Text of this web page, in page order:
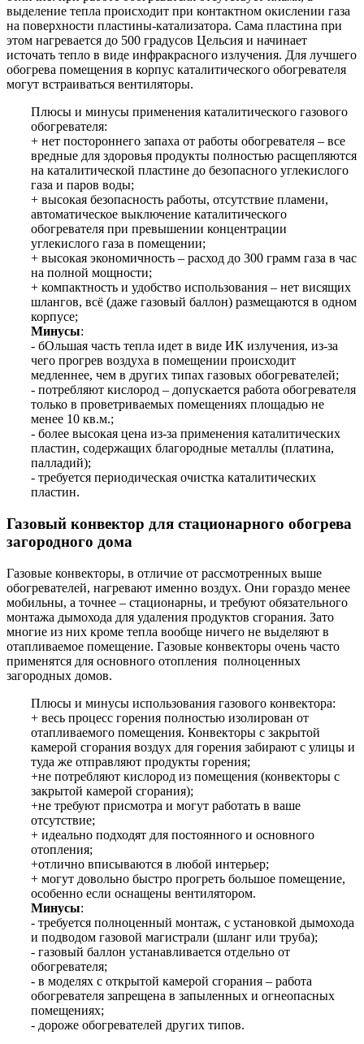
выделение тепла происходит при контактном окислении газа
на поверхности пластины-катализатора. Сама пластина при
этом нагревается до 500 градусов Цельсия и начинает
источать тепло в виде инфракрасного излучения. Для лучшего
обогрева помещения в корпус каталитического обогревателя
могут встраиваться вентиляторы.
Плюсы и минусы применения каталитического газового
обогревателя:
+ нет постороннего запаха от работы обогревателя – все
вредные для здоровья продукты полностью расщепляются
на каталитической пластине до безопасного углекислого
газа и паров воды;
+ высокая безопасность работы, отсутствие пламени,
автоматическое выключение каталитического
обогревателя при превышении концентрации
углекислого газа в помещении;
+ высокая экономичность – расход до 300 грамм газа в час
на полной мощности;
+ компактность и удобство использования – нет висящих
шлангов, всё (даже газовый баллон) размещаются в одном
корпусе;
Минусы:
- бОльшая часть тепла идет в виде ИК излучения, из-за
чего прогрев воздуха в помещении происходит
медленнее, чем в других типах газовых обогревателей;
- потребляют кислород – допускается работа обогревателя
только в проветриваемых помещениях площадью не
менее 10 кв.м.;
- более высокая цена из-за применения каталитических
пластин, содержащих благородные металлы (платина,
палладий);
- требуется периодическая очистка каталитических
пластин.
Газовый конвектор для стационарного обогрева
загородного дома
Газовые конвекторы, в отличие от рассмотренных выше
обогревателей, нагревают именно воздух. Они гораздо менее
мобильны, а точнее – стационарны, и требуют обязательного
монтажа дымохода для удаления продуктов сгорания. Зато
многие из них кроме тепла вообще ничего не выделяют в
отапливаемое помещение. Газовые конвекторы очень часто
применятся для основного отопления полноценных
загородных домов.
Плюсы и минусы использования газового конвектора:
+ весь процесс горения полностью изолирован от
отапливаемого помещения. Конвекторы с закрытой
камерой сгорания воздух для горения забирают с улицы и
туда же отправляют продукты горения;
+не потребляют кислород из помещения (конвекторы с
закрытой камерой сгорания);
+не требуют присмотра и могут работать в ваше
отсутствие;
+ идеально подходят для постоянного и основного
отопления;
+отлично вписываются в любой интерьер;
+ могут довольно быстро прогреть большое помещение,
особенно если оснащены вентилятором.
Минусы:
- требуется полноценный монтаж, с установкой дымохода
и подводом газовой магистрали (шланг или труба);
- газовый баллон устанавливается отдельно от
обогревателя;
- в моделях с открытой камерой сгорания – работа
обогревателя запрещена в запыленных и огнеопасных
помещениях;
- дороже обогревателей других типов.